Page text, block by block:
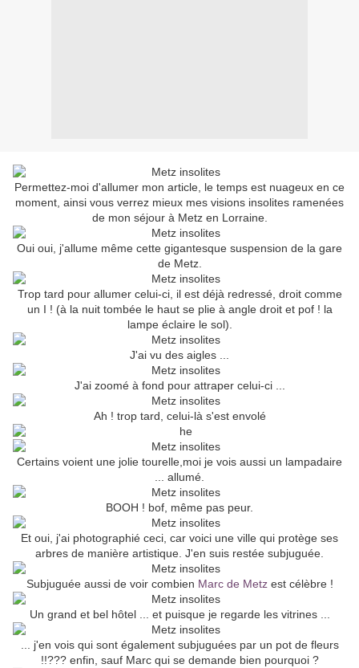
Permettez-moi d'allumer mon article, le temps est nuageux en ce
moment, ainsi vous verrez mieux mes visions insolites ramenées
de mon séjour à Metz en Lorraine.
Oui oui, j'allume même cette gigantesque suspension de la gare
de Metz.
Trop tard pour allumer celui-ci, il est déjà redressé, droit comme
un I ! (à la nuit tombée le haut se plie à angle droit et pof ! la
lampe éclaire le sol).
J'ai vu des aigles ...
J'ai zoomé à fond pour attraper celui-ci ...
Ah ! trop tard, celui-là s'est envolé
Certains voient une jolie tourelle,moi je vois aussi un lampadaire
... allumé.
BOOH ! bof, même pas peur.
Et oui, j'ai photographié ceci, car voici une ville qui protège ses
arbres de manière artistique. J'en suis restée subjuguée.
Subjuguée aussi de voir combien Marc de Metzest célèbre !
Un grand et bel hôtel ... et puisque je regarde les vitrines ...
... j'en vois qui sont également subjuguées par un pot de fleurs
!!??? enfin, sauf Marc qui se demande bien pourquoi ?